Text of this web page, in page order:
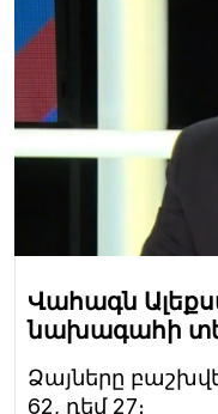
Վահագն
նախագահի
Ձայները
62, դեմ 27։